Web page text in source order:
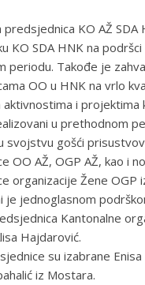
predsjednica KO AŽ SDA
KO SDA HNK na podršci
periodu. Takođe je
OO u HNK na vrlo
aktivnostima i projektima
u prethodnom
svojstvu gošći
OO AŽ, OGP AŽ, kao i
organizacije Žene OGP
je jednoglasnom
Kantonalne
Hajdarović.
su izabrane Enisa
iz Mostara.